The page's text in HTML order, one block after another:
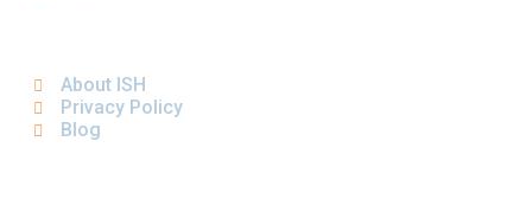
About ISH
Privacy Policy
Blog